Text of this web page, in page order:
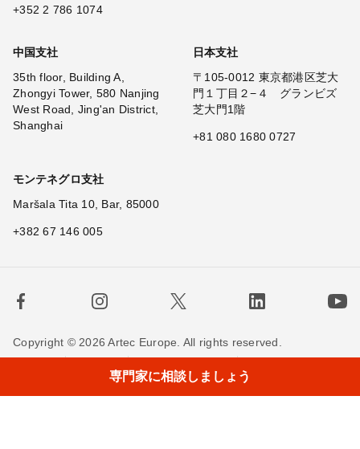
×
+352 2 786 1074
中国支社
35th floor, Building A,
Zhongyi Tower, 580 Nanjing
West Road, Jing'an District,
Shanghai
日本支社
〒105-0012 東京都港区芝大
門１丁目２−４ グランビズ
芝大門1階
+81 080 1680 0727
モンテネグロ支社
Maršala Tita 10, Bar, 85000
+382 67 146 005
Copyright © 2026 Artec Europe. All rights reserved.
Cookieの使用に関する方針
お問い合わせ
専門家に相談しましょう